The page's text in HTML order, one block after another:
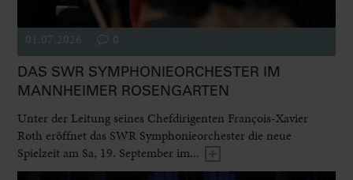
01.07.2026 0
DAS SWR SYMPHONIEORCHESTER IM
MANNHEIMER ROSENGARTEN
Unter der Leitung seines Chefdirigenten François-Xavier
Roth eröffnet das SWR Symphonieorchester die neue
Spielzeit am Sa, 19. September im...